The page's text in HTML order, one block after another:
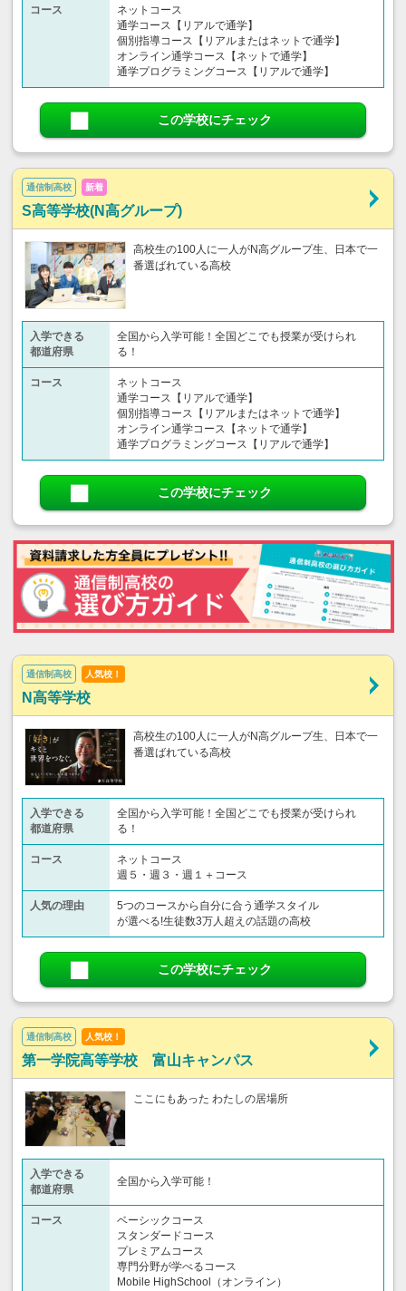
コース
ネットコース
通学コース【リアルで通学】
個別指導コース【リアルまたはネットで通学】
オンライン通学コース【ネットで通学】
通学プログラミングコース【リアルで通学】
この学校にチェック
通信制高校 新着
S高等学校(N高グループ)
高校生の100人に一人がN高グループ生、日本で一
番選ばれている高校
入学できる
都道府県
全国から入学可能！全国どこでも授業が受けられ
る！
コース
ネットコース
通学コース【リアルで通学】
個別指導コース【リアルまたはネットで通学】
オンライン通学コース【ネットで通学】
通学プログラミングコース【リアルで通学】
この学校にチェック
通信制高校 人気校！
N高等学校
高校生の100人に一人がN高グループ生、日本で一
番選ばれている高校
入学できる
都道府県
全国から入学可能！全国どこでも授業が受けられ
る！
コース
ネットコース
週５・週３・週１＋コース
人気の理由
5つのコースから自分に合う通学スタイル
が選べる!生徒数3万人超えの話題の高校
この学校にチェック
通信制高校 人気校！
第一学院高等学校 富山キャンパス
ここにもあった わたしの居場所
入学できる
都道府県
全国から入学可能！
コース
ベーシックコース
スタンダードコース
プレミアムコース
専門分野が学べるコース
Mobile HighSchool（オンライン）